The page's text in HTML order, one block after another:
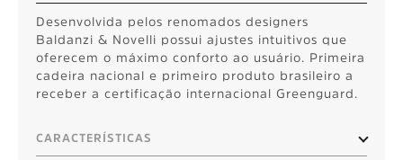
Desenvolvida pelos renomados designers
Baldanzi & Novelli possui ajustes intuitivos que
oferecem o máximo conforto ao usuário. Primeira
cadeira nacional e primeiro produto brasileiro a
receber a certificação internacional Greenguard.
CARACTERÍSTICAS